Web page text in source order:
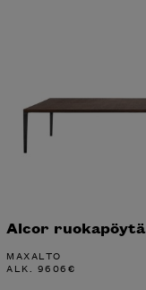
Alcor ruokapöytä
MAXALTO
ALK. 9606€